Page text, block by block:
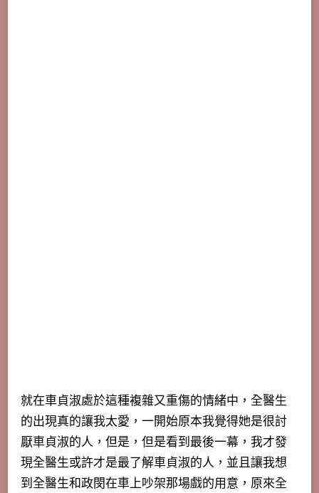
就在車貞淑處於這種複雜又重傷的情緒中，全醫生
的出現真的讓我太愛，一開始原本我覺得她是很討
厭車貞淑的人，但是， 但是看到最後一幕，我才發
現全醫生或許才是最了解車貞淑的人 ，並且讓我想
到全醫生和政閔在車上吵架那場戲的用意，原來全